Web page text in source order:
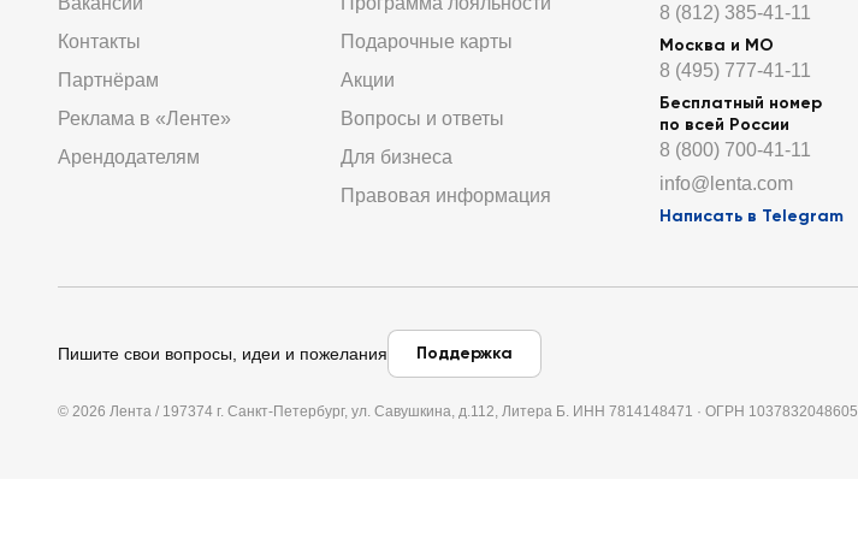
Контакты
Партнёрам
Реклама в «Ленте»
Арендодателям
Подарочные карты
Акции
Вопросы и ответы
Для бизнеса
Правовая информация
8 (812) 385-41-11
Москва и МО
8 (495) 777-41-11
Бесплатный номер
по всей России
8 (800) 700-41-11
info@lenta.com
Написать в Telegram
Пишите свои вопросы, идеи и пожелания Поддержка
© 2026 Лента / 197374 г. Санкт-Петербург, ул. Савушкина, д.112, Литера Б. ИНН 7814148471 · ОГРН 1037832048605